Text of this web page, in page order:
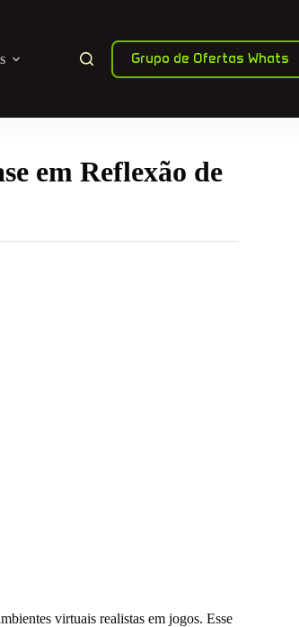
Grupo de Ofertas Whats
em Reflexão de
virtuais realistas em jogos. Esse